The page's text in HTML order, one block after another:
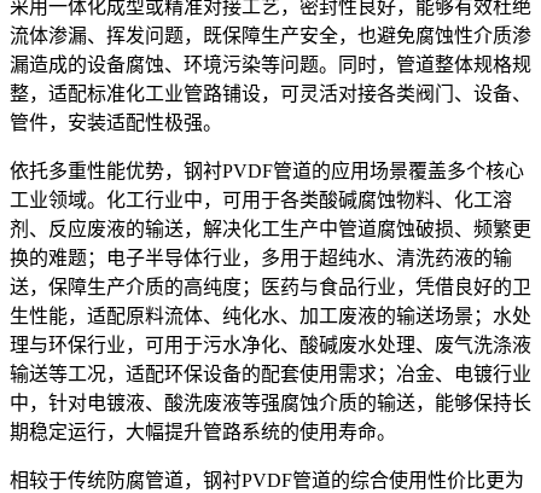
采用一体化成型或精准对接工艺，密封性良好，能够有效杜绝
流体渗漏、挥发问题，既保障生产安全，也避免腐蚀性介质渗
漏造成的设备腐蚀、环境污染等问题。同时，管道整体规格规
整，适配标准化工业管路铺设，可灵活对接各类阀门、设备、
管件，安装适配性极强。
依托多重性能优势，钢衬PVDF管道的应用场景覆盖多个核心
工业领域。化工行业中，可用于各类酸碱腐蚀物料、化工溶
剂、反应废液的输送，解决化工生产中管道腐蚀破损、频繁更
换的难题；电子半导体行业，多用于超纯水、清洗药液的输
送，保障生产介质的高纯度；医药与食品行业，凭借良好的卫
生性能，适配原料流体、纯化水、加工废液的输送场景；水处
理与环保行业，可用于污水净化、酸碱废水处理、废气洗涤液
输送等工况，适配环保设备的配套使用需求；冶金、电镀行业
中，针对电镀液、酸洗废液等强腐蚀介质的输送，能够保持长
期稳定运行，大幅提升管路系统的使用寿命。
相较于传统防腐管道，钢衬PVDF管道的综合使用性价比更为